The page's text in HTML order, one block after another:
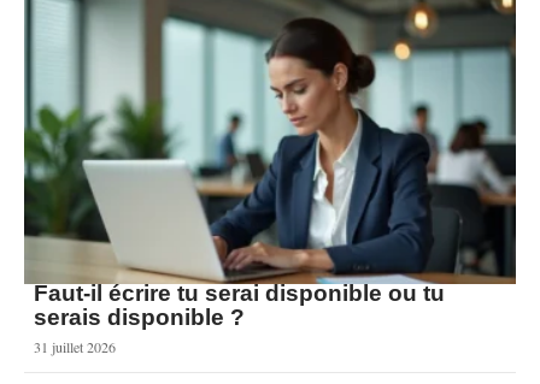
Faut-il écrire tu serai disponible ou tu
serais disponible ?
31 juillet 2026